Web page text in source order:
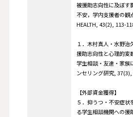
被援助志向性に及ぼす
不安，学内支援者の観
HEALTH, 43(2), 113-
１．木村真人・水野
援助志向性と心理的変
学生相談・友達・家族
ンセリング研究, 37(3),
【外部資金獲得】
５．抑うつ・不安症状
る学生相談機関への援